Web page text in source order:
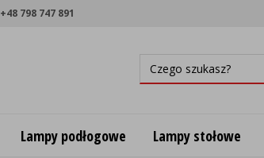
+48 798 747 891
Lampy podłogowe Lampy stołowe